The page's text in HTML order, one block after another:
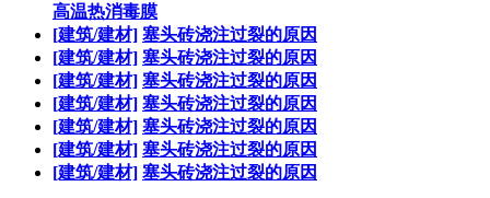
高温热消毒膜
[建筑/建材] 塞头砖浇注过裂的原因
[建筑/建材] 塞头砖浇注过裂的原因
[建筑/建材] 塞头砖浇注过裂的原因
[建筑/建材] 塞头砖浇注过裂的原因
[建筑/建材] 塞头砖浇注过裂的原因
[建筑/建材] 塞头砖浇注过裂的原因
[建筑/建材] 塞头砖浇注过裂的原因